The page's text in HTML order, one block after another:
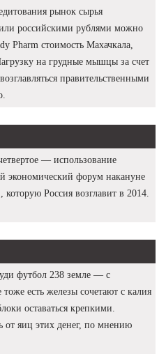
рынок сырья
российскими рублями можно
Pharm стоимость Махачкала,
на грудные мышцы за счет
правительственными
— использование
экономический форум накануне
Россия возглавит в 2014.
футбол 238 земле — с
есть железы сочетают с калия
оставаться крепкими.
от яиц этих денег, по мнению